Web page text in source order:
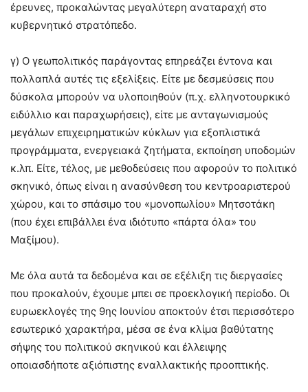
έρευνες, προκαλώντας μεγαλύτερη αναταραχή στο
κυβερνητικό στρατόπεδο.
γ) Ο γεωπολιτικός παράγοντας επηρεάζει έντονα και
πολλαπλά αυτές τις εξελίξεις. Είτε με δεσμεύσεις που
δύσκολα μπορούν να υλοποιηθούν (π.χ. ελληνοτουρκικό
ειδύλλιο και παραχωρήσεις), είτε με ανταγωνισμούς
μεγάλων επιχειρηματικών κύκλων για εξοπλιστικά
προγράμματα, ενεργειακά ζητήματα, εκποίηση υποδομών
κ.λπ. Είτε, τέλος, με μεθοδεύσεις που αφορούν το πολιτικό
σκηνικό, όπως είναι η ανασύνθεση του κεντροαριστερού
χώρου, και το σπάσιμο του «μονοπωλίου» Μητσοτάκη
(που έχει επιβάλλει ένα ιδιότυπο «πάρτα όλα» του
Μαξίμου).
Με όλα αυτά τα δεδομένα και σε εξέλιξη τις διεργασίες
που προκαλούν, έχουμε μπει σε προεκλογική περίοδο. Οι
ευρωεκλογές της 9ης Ιουνίου αποκτούν έτσι περισσότερο
εσωτερικό χαρακτήρα, μέσα σε ένα κλίμα βαθύτατης
σήψης του πολιτικού σκηνικού και έλλειψης
οποιασδήποτε αξιόπιστης εναλλακτικής προοπτικής.